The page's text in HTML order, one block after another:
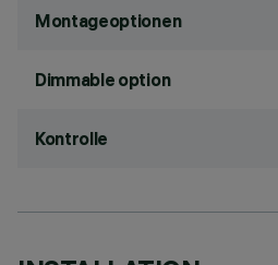
Montageoptionen
Dimmable option
Kontrolle